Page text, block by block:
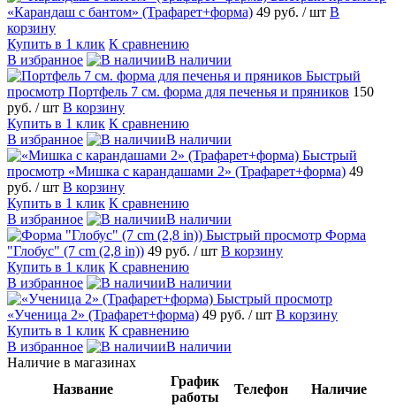
«Карандаш с бантом» (Трафарет+форма) 49 руб. / шт В
корзину
Купить в 1 клик К сравнению
В избранное
В наличии
Быстрый
просмотр Портфель 7 см. форма для печенья и пряников 150
руб. / шт В корзину
Купить в 1 клик К сравнению
В избранное
В наличии
Быстрый
просмотр «Мишка с карандашами 2» (Трафарет+форма) 49
руб. / шт В корзину
Купить в 1 клик К сравнению
В избранное
В наличии
Быстрый просмотр Форма
"Глобус" (7 cm (2,8 in)) 49 руб. / шт В корзину
Купить в 1 клик К сравнению
В избранное
В наличии
Быстрый просмотр
«Ученица 2» (Трафарет+форма) 49 руб. / шт В корзину
Купить в 1 клик К сравнению
В избранное
В наличии
Наличие в магазинах
Название
График
работы
Телефон
Наличие